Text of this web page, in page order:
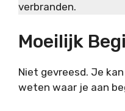
verbranden.
Moeilijk
Niet gevreesd. Je
weten waar je aan